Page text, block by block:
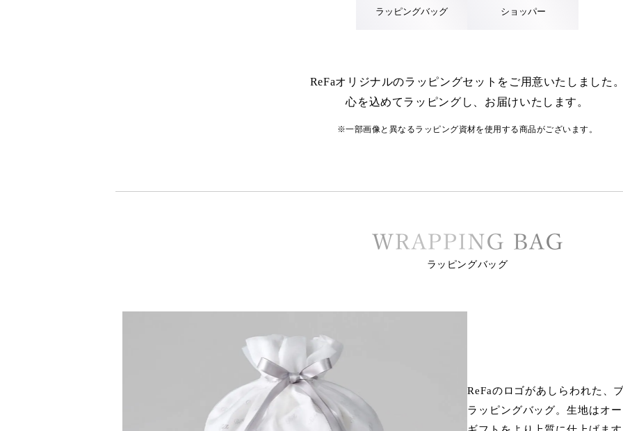
ラッピングバッグ ショッパー
ReFaオリジナルのラッピングセットを ご用意いたしました
心を込めてラッピングし、お届けいたします。
※一部画像と異なるラッピング資材を使用する商品がございます。
ラッピングバッグ
ReFaのロゴがあしらわれた、
ラッピングバッグ。生地はオ